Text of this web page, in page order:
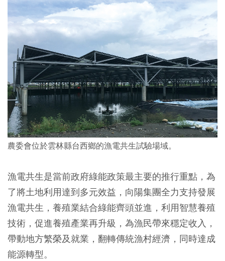
農委會位於雲林縣台西鄉的漁電共生試驗場域。
漁電共生是當前政府綠能政策最主要的推行重點，為
了將土地利用達到多元效益，向陽集團全力支持發展
漁電共生，養殖業結合綠能齊頭並進，利用智慧養殖
技術，促進養殖產業再升級，為漁民帶來穩定收入，
帶動地方繁榮及就業，翻轉傳統漁村經濟，同時達成
能源轉型。